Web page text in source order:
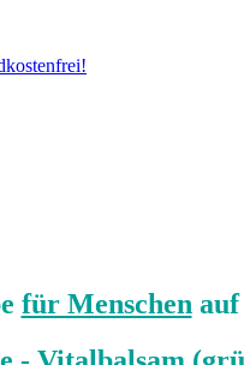
für Menschenauf